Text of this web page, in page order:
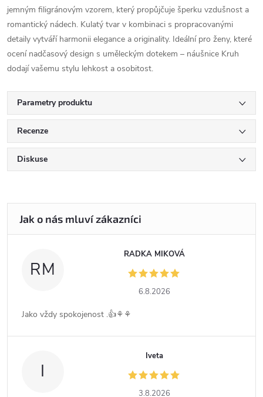
jemným filigránovým vzorem, který propůjčuje šperku vzdušnost a
romantický nádech. Kulatý tvar v kombinaci s propracovanými
detaily vytváří harmonii elegance a originality. Ideální pro ženy, které
ocení nadčasový design s uměleckým dotekem – náušnice Kruh
dodají vašemu stylu lehkost a osobitost.
Parametry produktu
Recenze
Diskuse
RM
RADKA MIKOVÁ
6.8.2026
Jako vždy spokojenost .👍⚘️⚘️
I
Iveta
3.8.2026